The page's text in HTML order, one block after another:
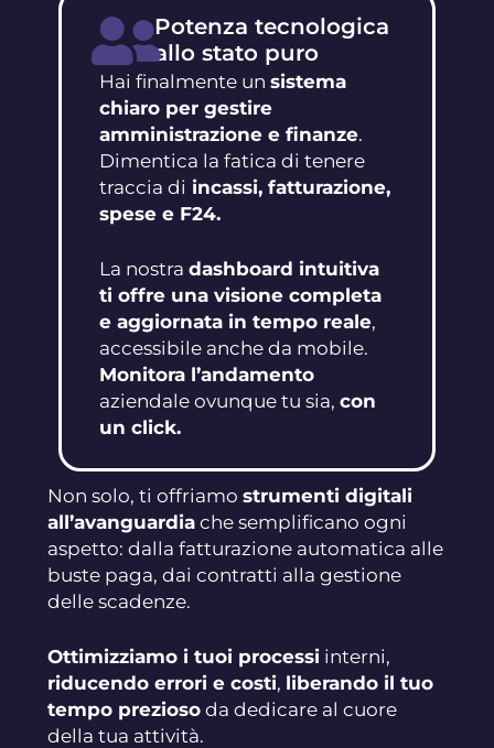
Potenza tecnologica
allo stato puro
Hai finalmente un sistema
chiaro per gestire
amministrazione e finanze.
Dimentica la fatica di tenere
traccia di incassi, fatturazione,
spese e F24.
La nostra dashboard intuitiva
ti offre una visione completa
e aggiornata in tempo reale,
accessibile anche da mobile.
Monitora l’andamento
aziendale ovunque tu sia, con
un click.
Non solo, ti offriamo strumenti digitali
all’avanguardiache semplificano ogni
aspetto: dalla fatturazione automatica alle
buste paga, dai contratti alla gestione
delle scadenze.
Ottimizziamo i tuoi processi interni,
riducendo errori e costi, liberando il tuo
tempo preziosoda dedicare al cuore
della tua attività.